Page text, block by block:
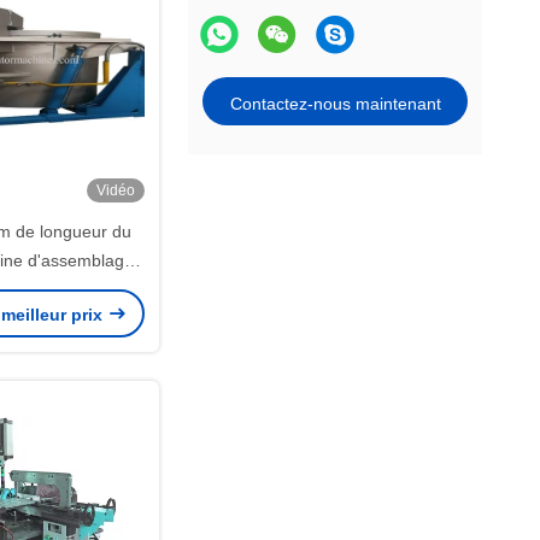
Contactez-nous maintenant
Vidéo
de longueur du
d'assemblage
l'échangeur de
à plaques.prix